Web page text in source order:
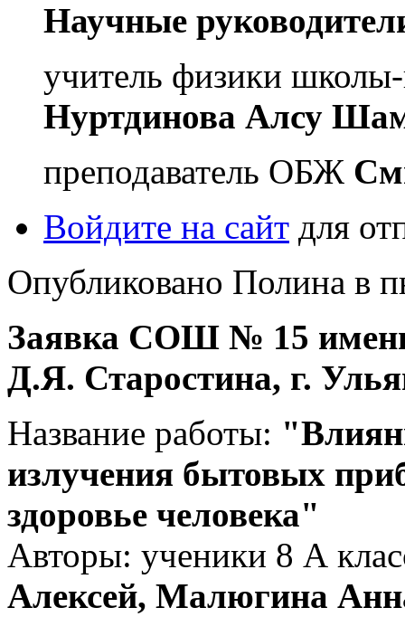
Научные
учитель физики
Нуртдинова Алсу
преподаватель ОБЖ
Войдите на сайт для
Опубликовано Полина в
Заявка СОШ № 15 имени
Д.Я. Старостина, г.
Название работы:
излучения бытовых
здоровье человека"
Авторы: ученики 8 А
Алексей, Малюгина